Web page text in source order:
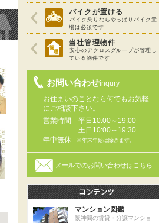
バイクが置ける
バイク乗りならやっぱりバイク置
場は必須です
当社管理物件
安心のアクロスグループが管理し
ている物件です
お問い合わせinqury
お住まいのことなら何でもお気軽
にご相談下さい。
営業時間
平日10:00～19:00
土日10:00～19:30
年中無休
※年末年始は除きます。
メールでのお問い合わせはこちら
マンション図鑑
阪神間の賃貸・分譲マンショ